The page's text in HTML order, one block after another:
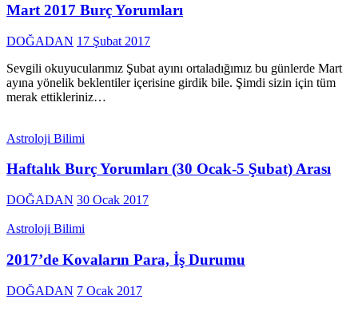
Mart 2017 Burç Yorumları
DOĞADAN 17 Şubat 2017
Sevgili okuyucularımız Şubat ayını ortaladığımız bu günlerde Mart
ayına yönelik beklentiler içerisine girdik bile. Şimdi sizin için tüm
merak ettikleriniz…
Astroloji Bilimi
Haftalık Burç Yorumları (30 Ocak-5 Şubat) Arası
DOĞADAN 30 Ocak 2017
Astroloji Bilimi
2017’de Kovaların Para, İş Durumu
DOĞADAN 7 Ocak 2017